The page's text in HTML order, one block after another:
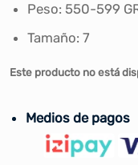
Peso: 550-599
Tamaño: 7
Este producto no está
Medios de pagos